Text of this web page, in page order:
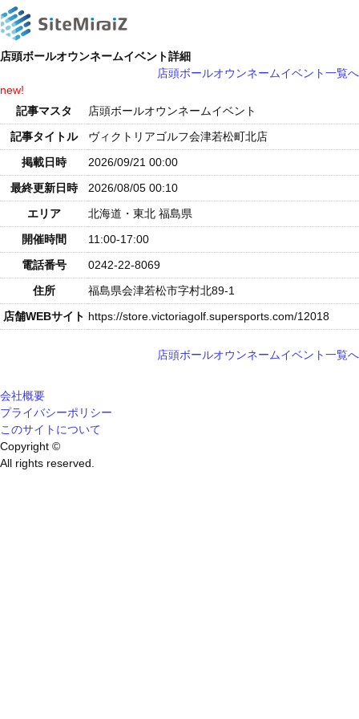
店頭ボールオウンネームイベント詳細
店頭ボールオウンネームイベント一覧へ
new!
記事マスタ
店頭ボールオウンネームイベント
記事タイトル
ヴィクトリアゴルフ会津若松町北店
掲載日時
2026/09/21 00:00
最終更新日時
2026/08/05 00:10
エリア
北海道・東北 福島県
開催時間
11:00-17:00
電話番号
0242-22-8069
住所
福島県会津若松市字村北89-1
店舗WEBサイト https://store.victoriagolf.supersports.com/12018
店頭ボールオウンネームイベント一覧へ
会社概要
プライバシーポリシー
このサイトについて
Copyright ©
All rights reserved.